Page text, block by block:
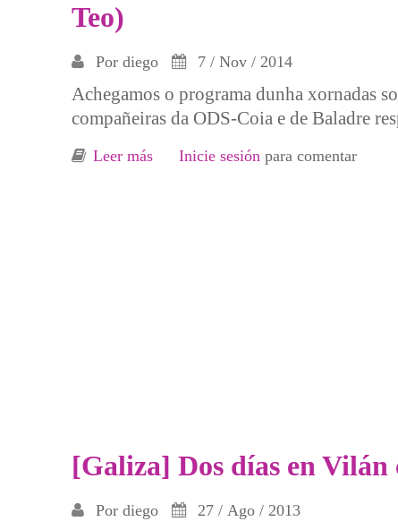
Teo)
Por diego 7 / Nov / 2014
Achegamos o programa dunha xornadas
compañeiras da ODS-Coia e de Baladre
Leer más sobre Jornadas Formativas: Renta
Inicie sesiónpara comentar
[Galiza] Dos días en
Por diego 27 / Ago / 2013